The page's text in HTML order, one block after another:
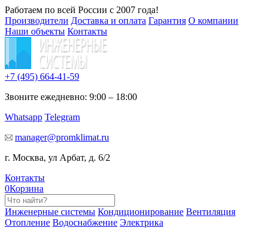
Работаем по всей России с 2007 года!
Производители Доставка и оплата Гарантия О компании
Наши объекты Контакты
+7 (495) 664-41-59
Звоните ежедневно: 9:00 – 18:00
Whatsapp Telegram
manager@promklimat.ru
г. Москва, ул Арбат, д. 6/2
Контакты
0Корзина
Инженерные системы Кондиционирование Вентиляция
Отопление Водоснабжение Электрика